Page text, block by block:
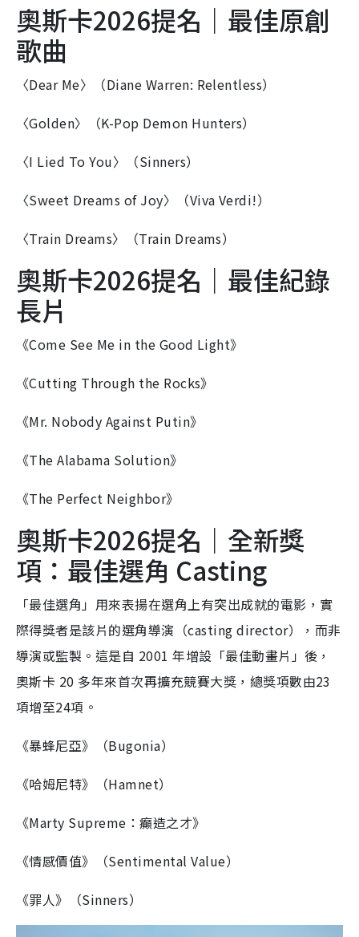
奧斯卡2026提名｜最佳原創
歌曲
〈Dear Me〉（Diane Warren: Relentless）
〈Golden〉（K-Pop Demon Hunters）
〈I Lied To You〉（Sinners）
〈Sweet Dreams of Joy〉（Viva Verdi!）
〈Train Dreams〉（Train Dreams）
奧斯卡2026提名｜最佳紀錄
長片
《Come See Me in the Good Light》
《Cutting Through the Rocks》
《Mr. Nobody Against Putin》
《The Alabama Solution》
《The Perfect Neighbor》
奧斯卡2026提名｜全新獎
項：最佳選角 Casting
「最佳選角」用來表揚在選角上有突出成就的電影，實
際得獎者是該片的選角導演（casting director），而非
導演或監製。這是自 2001 年增設「最佳動畫片」後，
奧斯卡 20 多年來首次再擴充競賽大獎，總獎項數由23
項增至24項。
《暴蜂尼亞》（Bugonia）
《哈姆尼特》（Hamnet）
《Marty Supreme：癲造之才》
《情感價值》（Sentimental Value）
《罪人》（Sinners）